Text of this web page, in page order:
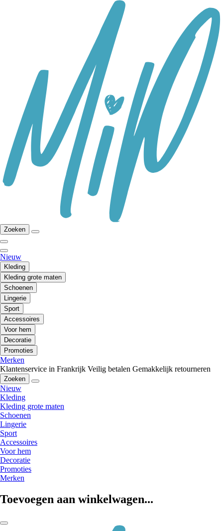
Zoeken
Nieuw
Kleding
Kleding grote maten
Schoenen
Lingerie
Sport
Accessoires
Voor hem
Decoratie
Promoties
Merken
Klantenservice in Frankrijk Veilig betalen Gemakkelijk retourneren
Zoeken
Nieuw
Kleding
Kleding grote maten
Schoenen
Lingerie
Sport
Accessoires
Voor hem
Decoratie
Promoties
Merken
Toevoegen aan winkelwagen...